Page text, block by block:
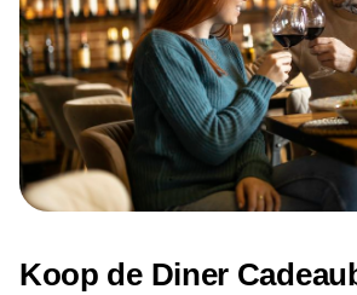
Koop de Diner